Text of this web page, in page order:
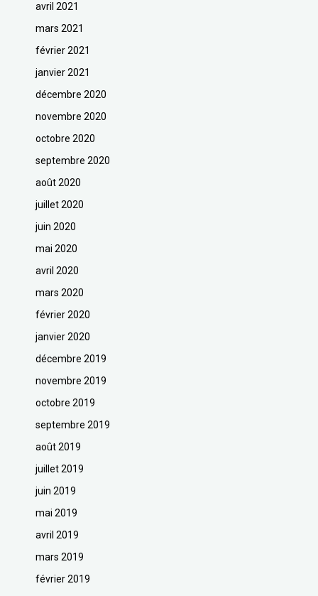
avril 2021
mars 2021
février 2021
janvier 2021
décembre 2020
novembre 2020
octobre 2020
septembre 2020
août 2020
juillet 2020
juin 2020
mai 2020
avril 2020
mars 2020
février 2020
janvier 2020
décembre 2019
novembre 2019
octobre 2019
septembre 2019
août 2019
juillet 2019
juin 2019
mai 2019
avril 2019
mars 2019
février 2019